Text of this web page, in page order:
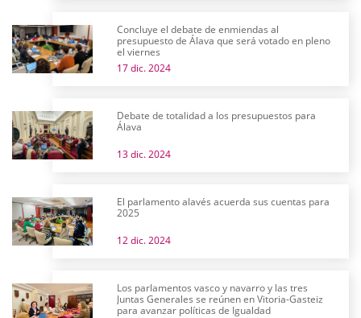
Concluye el debate de enmiendas al
presupuesto de Álava que será votado en pleno
el viernes
17 dic. 2024
Debate de totalidad a los presupuestos para
Álava
13 dic. 2024
El parlamento alavés acuerda sus cuentas para
2025
12 dic. 2024
Los parlamentos vasco y navarro y las tres
Juntas Generales se reúnen en Vitoria-Gasteiz
para avanzar políticas de Igualdad